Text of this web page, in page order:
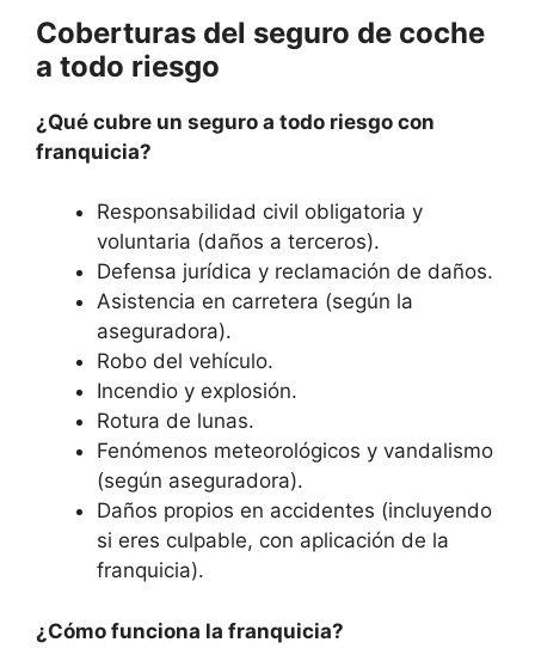
Coberturas del seguro de coche
a todo riesgo
¿Qué cubre un seguro a todo riesgo con
franquicia?
Responsabilidad civil obligatoria y
voluntaria (daños a terceros).
Defensa jurídica y reclamación de daños.
Asistencia en carretera (según la
aseguradora).
Robo del vehículo.
Incendio y explosión.
Rotura de lunas.
Fenómenos meteorológicos y vandalismo
(según aseguradora).
Daños propios en accidentes (incluyendo
si eres culpable, con aplicación de la
franquicia).
¿Cómo funciona la franquicia?